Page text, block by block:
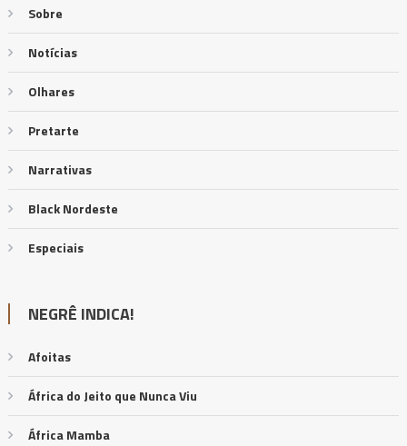
Sobre
Notícias
Olhares
Pretarte
Narrativas
Black Nordeste
Especiais
NEGRÊ INDICA!
Afoitas
África do Jeito que Nunca Viu
África Mamba